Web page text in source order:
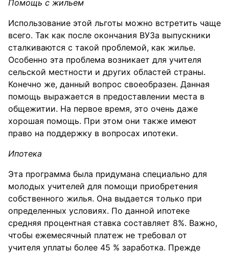
Помощь с жильем
Использование этой льготы можно встретить чаще
всего. Так как после окончания ВУЗа выпускники
сталкиваются с такой проблемой, как жилье.
Особенно эта проблема возникает для учителя
сельской местности и других областей страны.
Конечно же, данный вопрос своеобразен. Данная
помощь выражается в предоставлении места в
общежитии. На первое время, это очень даже
хорошая помощь. При этом они также имеют
право на поддержку в вопросах ипотеки.
Ипотека
Эта программа была придумана специально для
молодых учителей для помощи приобретения
собственного жилья. Она выдается только при
определенных условиях. По данной ипотеке
средняя процентная ставка составляет 8%. Важно,
чтобы ежемесячный платеж не требовал от
учителя уплаты более 45 % заработка. Прежде